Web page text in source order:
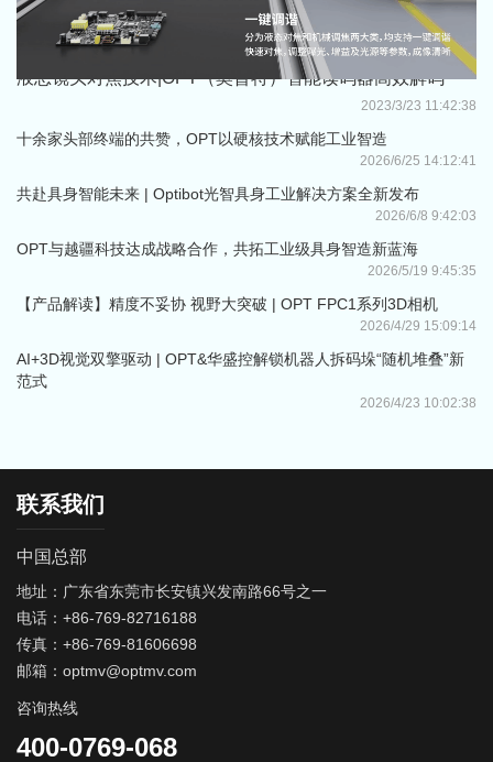
液态镜头对焦技术|OPT（奥普特）智能读码器高效解码
2023/3/23 11:42:38
十余家头部终端的共赞，OPT以硬核技术赋能工业智造
2026/6/25 14:12:41
共赴具身智能未来 | Optibot光智具身工业解决方案全新发布
2026/6/8 9:42:03
OPT与越疆科技达成战略合作，共拓工业级具身智造新蓝海
2026/5/19 9:45:35
【产品解读】精度不妥协 视野大突破 | OPT FPC1系列3D相机
2026/4/29 15:09:14
AI+3D视觉双擎驱动 | OPT&华盛控解锁机器人拆码垛“随机堆叠”新
范式
2026/4/23 10:02:38
联系我们
中国总部
地址：广东省东莞市长安镇兴发南路66号之一
电话：+86-769-82716188
传真：+86-769-81606698
邮箱：optmv@optmv.com
咨询热线
400-0769-068